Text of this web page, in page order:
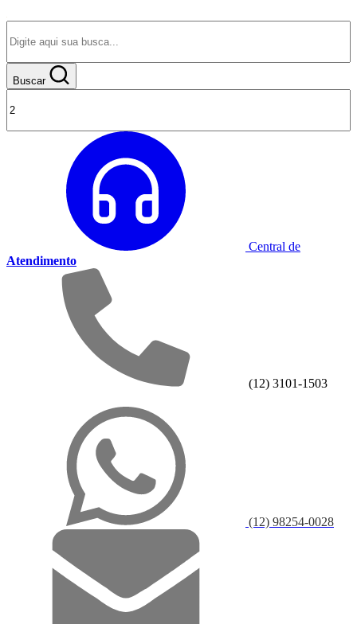
Buscar
Central de
Atendimento
(12) 3101-1503
(12) 98254-0028